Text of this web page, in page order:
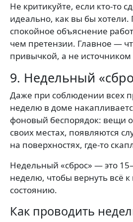
Не критикуйте, если кто-то
идеально, как вы бы хотели.
спокойное объяснение
чем претензии. Главное —
привычкой, а не
9. Недельный
Даже при соблюдении всех
неделю в доме
фоновый беспорядок: вещи
своих местах, появляются
на поверхностях, где-то
Недельный «сброс» — это
неделю, чтобы вернуть всё
состоянию.
Как проводить